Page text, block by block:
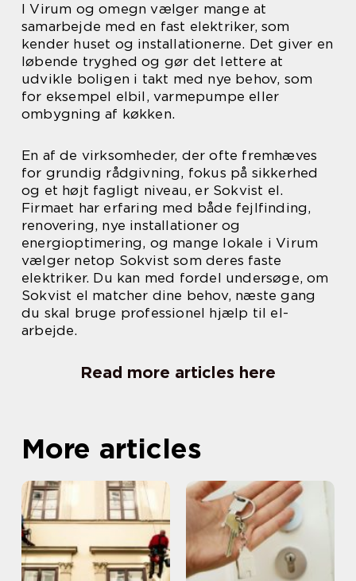
I Virum og omegn vælger mange at
samarbejde med en fast elektriker, som
kender huset og installationerne. Det giver en
løbende tryghed og gør det lettere at
udvikle boligen i takt med nye behov, som
for eksempel elbil, varmepumpe eller
ombygning af køkken.
En af de virksomheder, der ofte fremhæves
for grundig rådgivning, fokus på sikkerhed
og et højt fagligt niveau, er Sokvist el.
Firmaet har erfaring med både fejlfinding,
renovering, nye installationer og
energioptimering, og mange lokale i Virum
vælger netop Sokvist som deres faste
elektriker. Du kan med fordel undersøge, om
Sokvist el matcher dine behov, næste gang
du skal bruge professionel hjælp til el-
arbejde.
Read more articles here
More articles